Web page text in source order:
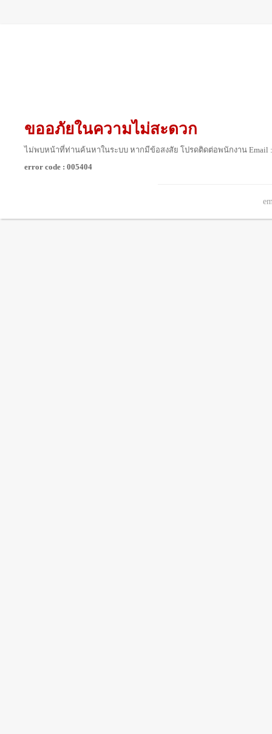
ขออภัยในความไม่สะดวก
ไม่พบหน้าที่ท่านค้นหาในระบบ หากมีข้อสงสัย โปรดติดต่อพนักงาน Email :
error code : 005404